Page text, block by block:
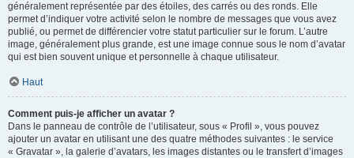
généralement représentée par des étoiles, des carrés ou des ronds. Elle
permet d’indiquer votre activité selon le nombre de messages que vous avez
publié, ou permet de différencier votre statut particulier sur le forum. L’autre
image, généralement plus grande, est une image connue sous le nom d’avatar
qui est bien souvent unique et personnelle à chaque utilisateur.
Haut
Comment puis-je afficher un avatar ?
Dans le panneau de contrôle de l’utilisateur, sous « Profil », vous pouvez
ajouter un avatar en utilisant une des quatre méthodes suivantes : le service
« Gravatar », la galerie d’avatars, les images distantes ou le transfert d’images